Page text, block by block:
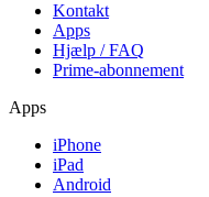
Kontakt
Apps
Hjælp / FAQ
Prime-abonnement
Apps
iPhone
iPad
Android